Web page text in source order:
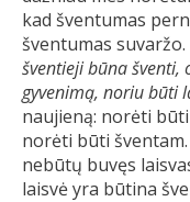
kad šventumas
šventumas
šventieji būna šventi,
gyvenimą, noriu būti
naujieną: norėti
norėti būti
nebūtų buvęs
laisvė yra būtina